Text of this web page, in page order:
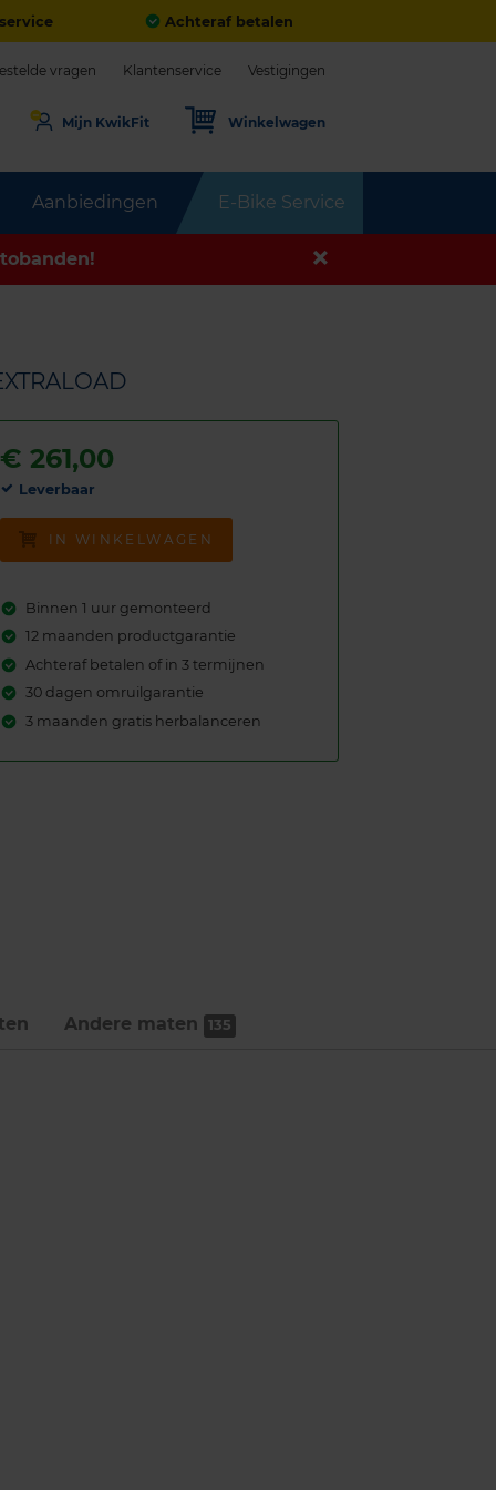
Achteraf betalen
Aanbiedingen E-Bike Service
vragen Klantenservice Vestigingen
Mijn KwikFit Winkelwagen
€261,00
Leverbaar
IN WINKELWAGEN
Binnen 1 uur gemonteerd
12 maanden productgarantie
Achteraf betalen of in 3 termijnen
30 dagen omruilgarantie
3 maanden gratis herbalanceren
Andere maten 135